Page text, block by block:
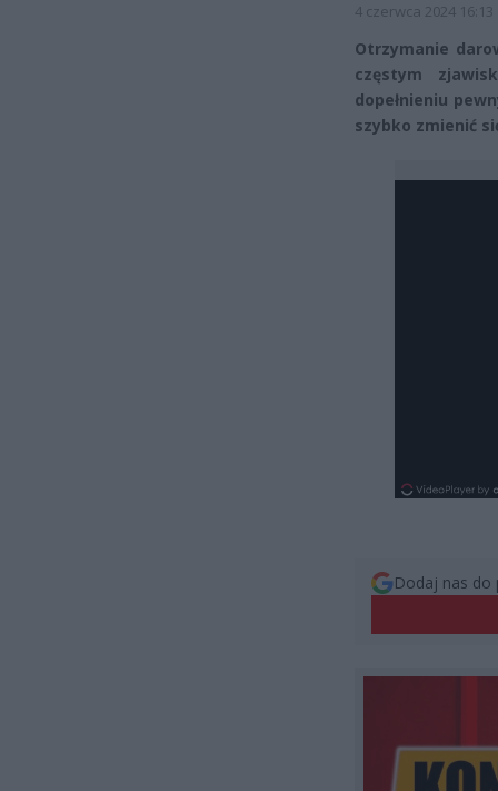
4 czerwca 2024 16:13
Otrzymanie
częstym
dopełnieniu
szybko zmienić
Dodaj nas do